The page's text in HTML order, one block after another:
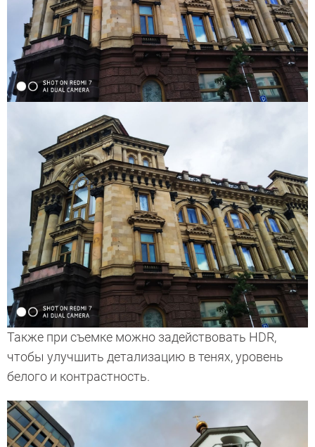
Также при съемке можно задействовать HDR,
чтобы улучшить детализацию в тенях, уровень
белого и контрастность.